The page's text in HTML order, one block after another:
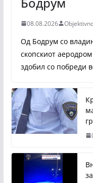
08.08.2026
Од Бодрум со
скопскиот
здобил со побреди